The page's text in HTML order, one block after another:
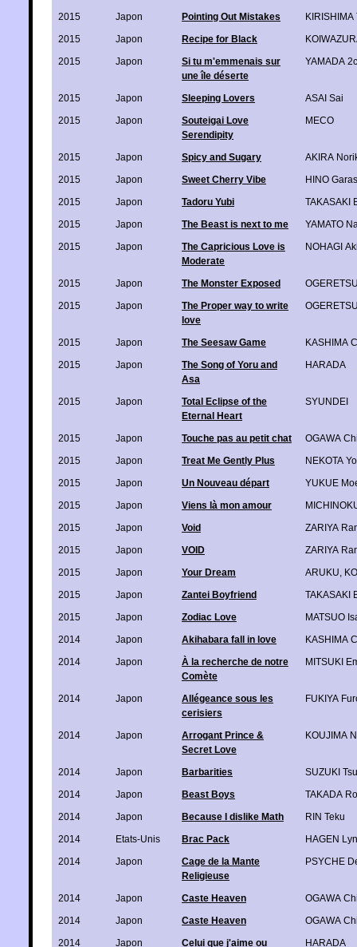
2015 Japon Pointing Out Mistakes
KIRISHIMA
2015
Japon Recipe for Black
2015
Japon
Si tu m'emmenais sur
une île déserte
YAMADA
2015 Japon Sleeping Lovers
ASAI Sai
2015
Japon
Souteigai Love
Serendipity
MECO
2015 Japon Spicy and Sugary
AKIRA
2015
Japon Sweet Cherry Vibe
HINO
2015
Japon Tadoru Yubi
TAKASAKI
2015
Japon The Beast is next to me
YAMATO
2015
Japon
The Capricious Love is
Moderate
NOHAGI
2015 Japon The Monster Exposed
2015
Japon
The Proper way to write
love
2015 Japon The Seesaw Game
KASHIMA
2015
Japon
The Song of Yoru and
Asa
HARADA
2015 Japon
Total Eclipse of the
Eternal Heart
SYUNDEI
2015 Japon Touche pas au petit chat
OGAWA
2015
Japon Treat Me Gently Plus
NEKOTA
2015
Japon Un Nouveau départ
YUKUE
2015
Japon Viens là mon amour
2015
Japon Void
ZARIYA
2015
Japon VOID
ZARIYA
2015
Japon Your Dream ARUKU
2015
Japon Zantei Boyfriend
TAKASAKI
2015
Japon Zodiac Love
MATSUO
2014
Japon Akihabara fall in love
KASHIMA
2014
Japon
À la recherche de notre
Comète
MITSUKI
2014 Japon
Allégeance sous les
cerisiers
FUKIYA
2014 Japon
Arrogant Prince &
Secret Love
KOUJIMA
2014 Japon Barbarities
SUZUKI
2014
Japon Beast Boys
TAKADA
2014
Japon Because I dislike Math
RIN Teku
2014
Etats-Unis Brac Pack
HAGEN
2014
Japon
Cage de la Mante
Religieuse
PSYCHE
2014 Japon Caste Heaven
OGAWA
2014
Japon Caste Heaven
OGAWA
2014
Japon
Celui que j'aime ou
HARADA